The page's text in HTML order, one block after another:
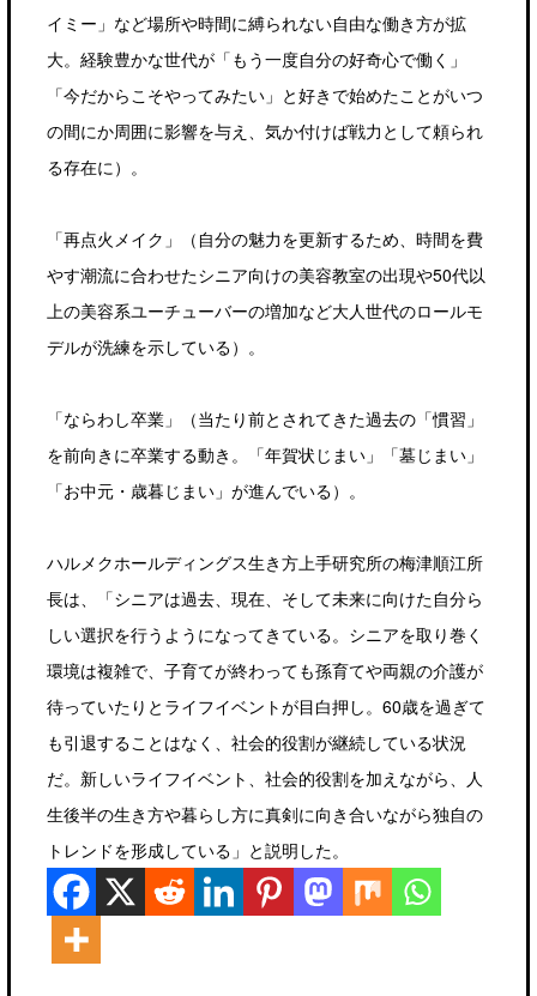
イミー」など場所や時間に縛られない自由な働き方が拡
大。経験豊かな世代が「もう一度自分の好奇心で働く」
「今だからこそやってみたい」と好きで始めたことがいつ
の間にか周囲に影響を与え、気か付けば戦力として頼られ
る存在に）。
「再点火メイク」（自分の魅力を更新するため、時間を費
やす潮流に合わせたシニア向けの美容教室の出現や50代以
上の美容系ユーチューバーの増加など大人世代のロールモ
デルが洗練を示している）。
「ならわし卒業」（当たり前とされてきた過去の「慣習」
を前向きに卒業する動き。「年賀状じまい」「墓じまい」
「お中元・歳暮じまい」が進んでいる）。
ハルメクホールディングス生き方上手研究所の梅津順江所
長は、「シニアは過去、現在、そして未来に向けた自分ら
しい選択を行うようになってきている。シニアを取り巻く
環境は複雑で、子育てが終わっても孫育てや両親の介護が
待っていたりとライフイベントが目白押し。60歳を過ぎて
も引退することはなく、社会的役割が継続している状況
だ。新しいライフイベント、社会的役割を加えながら、人
生後半の生き方や暮らし方に真剣に向き合いながら独自の
トレンドを形成している」と説明した。